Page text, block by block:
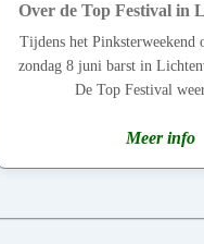
Over de Top Festival in
Tijdens het Pinksterweekend
zondag 8 juni barst in
De Top Festival
Meer info